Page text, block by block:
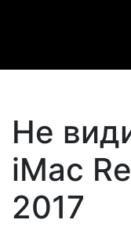
Не
iMac
2017